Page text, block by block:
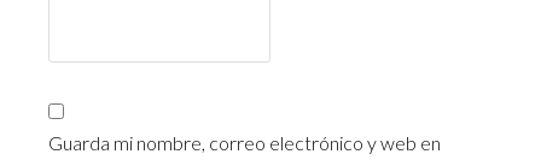
Guarda mi nombre, correo electrónico y web en